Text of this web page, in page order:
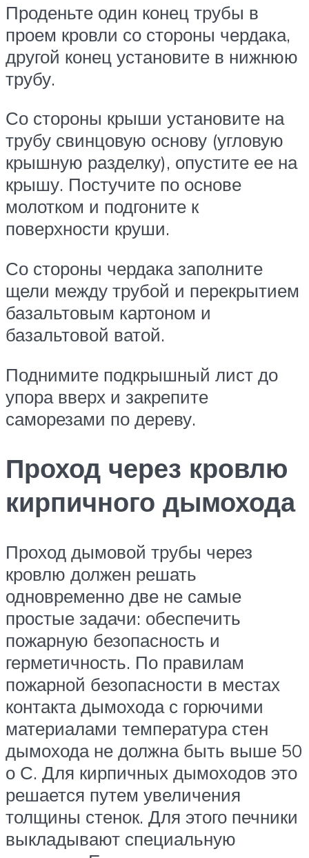
Проденьте один конец трубы в
проем кровли со стороны чердака,
другой конец установите в нижнюю
трубу.
Со стороны крыши установите на
трубу свинцовую основу (угловую
крышную разделку), опустите ее на
крышу. Постучите по основе
молотком и подгоните к
поверхности круши.
Со стороны чердака заполните
щели между трубой и перекрытием
базальтовым картоном и
базальтовой ватой.
Поднимите подкрышный лист до
упора вверх и закрепите
саморезами по дереву.
Проход через кровлю
кирпичного дымохода
Проход дымовой трубы через
кровлю должен решать
одновременно две не самые
простые задачи: обеспечить
пожарную безопасность и
герметичность. По правилам
пожарной безопасности в местах
контакта дымохода с горючими
материалами температура стен
дымохода не должна быть выше 50
о С. Для кирпичных дымоходов это
решается путем увеличения
толщины стенок. Для этого печники
выкладывают специальную